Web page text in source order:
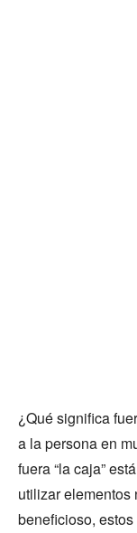
¿Qué significa
a la persona en
fuera “la caja”
utilizar elementos
beneficioso,